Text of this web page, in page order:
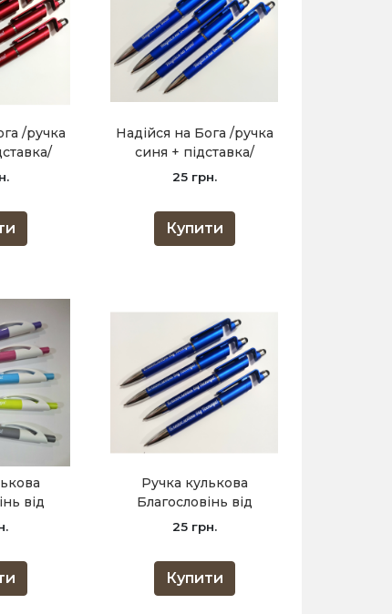
/ручка
Надійся на Бога /ручка
синя + підставка/
25 грн.
Купити
від
Ручка кулькова
Благословінь від
Господа /синя +
25 грн.
Купити